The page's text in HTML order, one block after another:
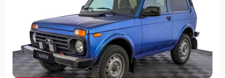
Гарантия 3 года